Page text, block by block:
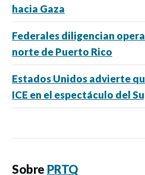
hacia Gaza
Federales diligencian
norte de Puerto Rico
Estados Unidos advierte
ICE en el espectáculo del
Sobre PRTQ